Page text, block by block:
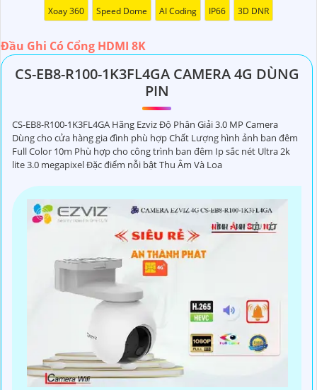
Đầu Ghi Có Cổng HDMI 8K lưu trữ hình ảnh và video chất
lượng cao, đầu ghi này đem đến hình ảnh sắc nét, chi tiết
và phân giải cao, giúp bạn theo dõi mọi diễn biến một
cách rõ ràng và chính xác. Bên cạnh đó là khả năng lưu trữ
hình ảnh chất lượng mang lại sự dễ dàng trong việc quản
lý và giám sát an ninh.
Xoay 360 Speed Dome AI Coding IP66 3D DNR
Đầu Ghi Có Cổng HDMI 8K
CS-EB8-R100-1K3FL4GA CAMERA 4G DÙNG
PIN
CS-EB8-R100-1K3FL4GA Hãng Ezviz Độ Phân Giải 3.0 MP Camera
Dùng cho cửa hàng gia đình phù hợp Chất Lượng hình ảnh ban đêm
Full Color 10m Phù hợp cho công trình ban đêm Ip sắc nét Ultra 2k
lite 3.0 megapixel Đặc điểm nỗi bật Thu Âm Và Loa